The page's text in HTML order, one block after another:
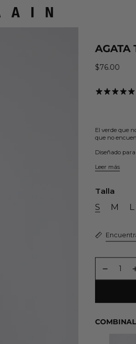
AGATA
Precio
$76.00
El verde que
que no
Diseñado para
Leer más
Talla
S M L